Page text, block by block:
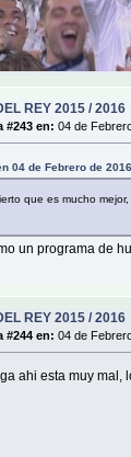
REY 2015 / 2016
#243 en: 04 de
04 de Febrero de
que es mucho
un programa de
REY 2015 / 2016
#244 en: 04 de
ahi esta muy mal,